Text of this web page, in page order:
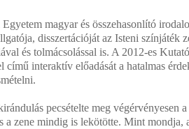
Egyetem magyar és összehasonlító
disszertációját az Isteni színjáték
és tolmácsolással is. A 2012-es
című interaktív előadását a hatalmas
pecsételte meg végérvényesen
a zene mindig is lekötötte. Mint mondja,